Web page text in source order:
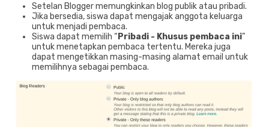
Setelan Blogger memungkinkan blog publik atau pribadi.
Jika bersedia, siswa dapat mengajak anggota keluarga
untuk menjadi pembaca.
Siswa dapat memilih “ Pribadi - Khusus pembaca ini”
untuk menetapkan pembaca tertentu. Mereka juga
dapat mengetikkan masing-masing alamat email untuk
memilihnya sebagai pembaca.